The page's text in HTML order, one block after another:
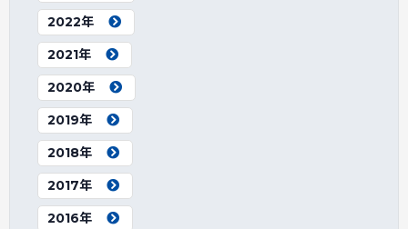
2022年
2021年
2020年
2019年
2018年
2017年
2016年